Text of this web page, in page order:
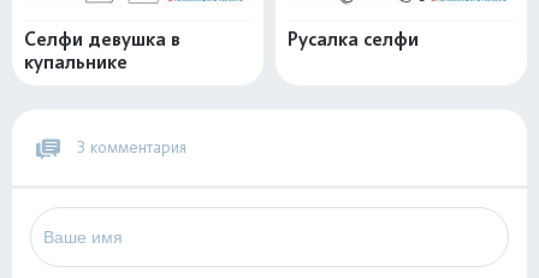
Селфи девушка в
купальнике
Русалка селфи
3 комментария